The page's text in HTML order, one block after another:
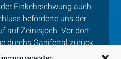
Einkehrschwung auch
beförderte uns der
auf Zeinisjoch. Vor dort
durchs Ganifertal zurück